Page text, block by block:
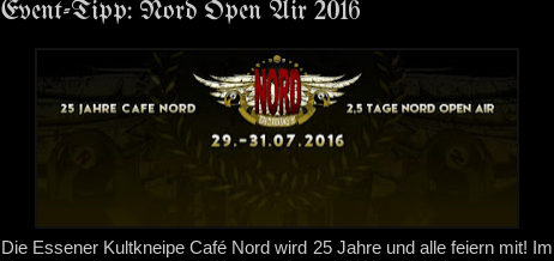
Event-Tipp: Nord Open Air 2016
Die Essener Kultkneipe Café Nord wird 25 Jahre und alle feiern mit! Im